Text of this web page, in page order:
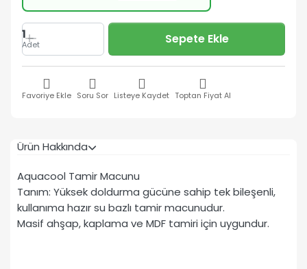
1
Adet Sepete Ekle
Favoriye Ekle Soru Sor Listeye Kaydet Toptan Fiyat Al
Ürün Hakkında
Aquacool Tamir Macunu
Tanım: Yüksek doldurma gücüne sahip tek bileşenli,
kullanıma hazır su bazlı tamir macunudur.
Masif ahşap, kaplama ve MDF tamiri için uygundur.